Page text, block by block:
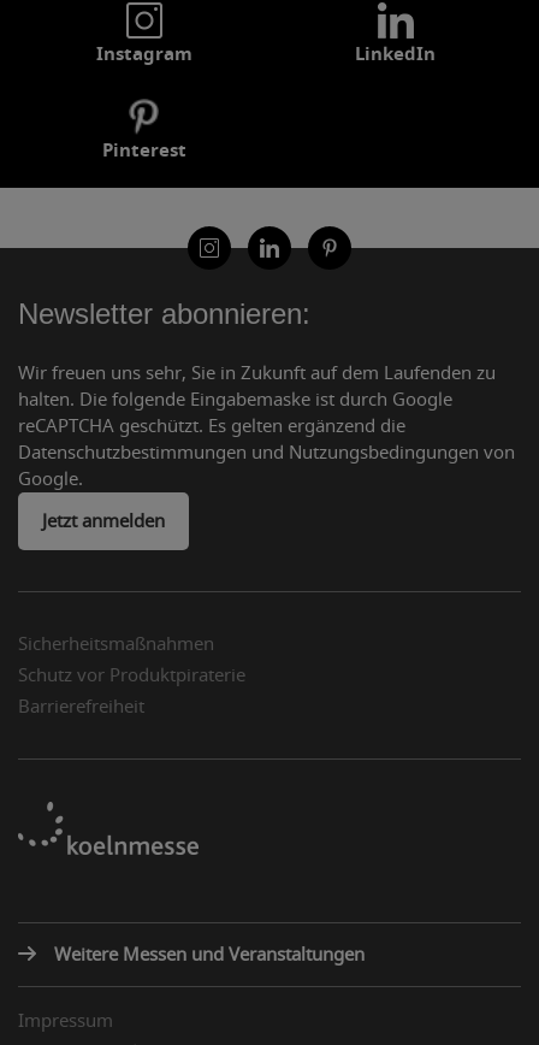
Instagram LinkedIn
Pinterest
Newsletter abonnieren:
Wir freuen uns sehr, Sie in Zukunft auf dem Laufenden zu
halten. Die folgende Eingabemaske ist durch Google
reCAPTCHA geschützt. Es gelten ergänzend die
Datenschutzbestimmungen und Nutzungsbedingungen von
Google.
Jetzt anmelden
Sicherheitsmaßnahmen
Schutz vor Produktpiraterie
Barrierefreiheit
Weitere Messen und Veranstaltungen
Impressum